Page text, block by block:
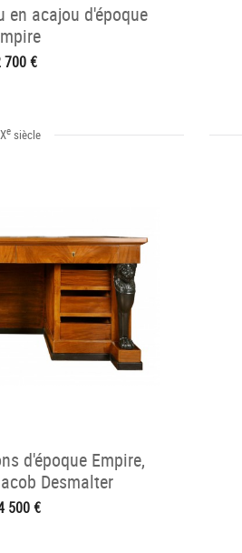
en acajou d'époque
700 €
esiècle
d'époque Empire,
Desmalter
500 €